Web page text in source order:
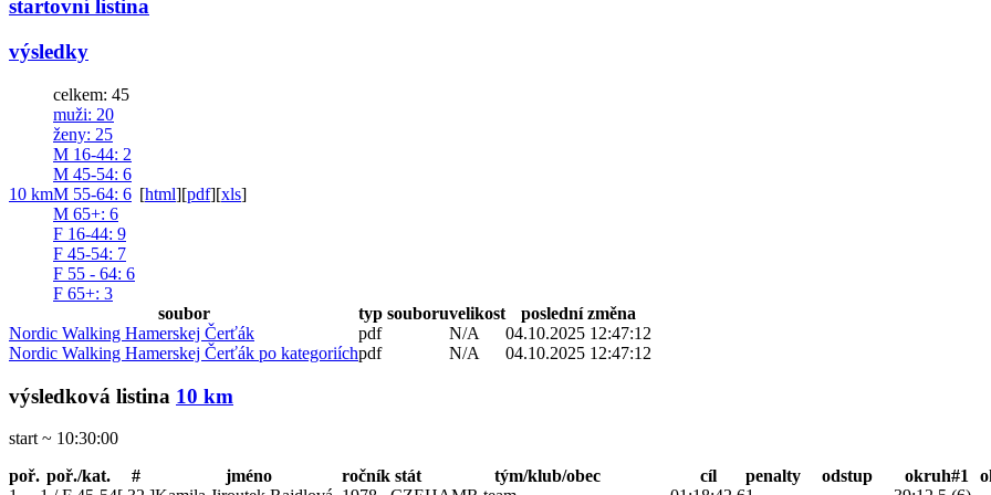
startovní listina
výsledky
10 km
celkem: 45
muži: 20
ženy: 25
M 16-44: 2
M 45-54: 6
M 55-64: 6
M 65+: 6
F 16-44: 9
F 45-54: 7
F 55 - 64: 6
F 65+: 3
[html][pdf][xls]
soubor typ souboruvelikost
poslední změna
Nordic Walking Hamerskej Čerťák
pdf N/A
04.10.2025 12:47:12
Nordic Walking Hamerskej Čerťák po kategoriíchpdf N/A 04.10.2025 12:47:12
výsledková listina 10 km
start ~ 10:30:00
poř. poř./kat. # jméno ročník stát tým/klub/obec cíl penalty odstup okruh#1